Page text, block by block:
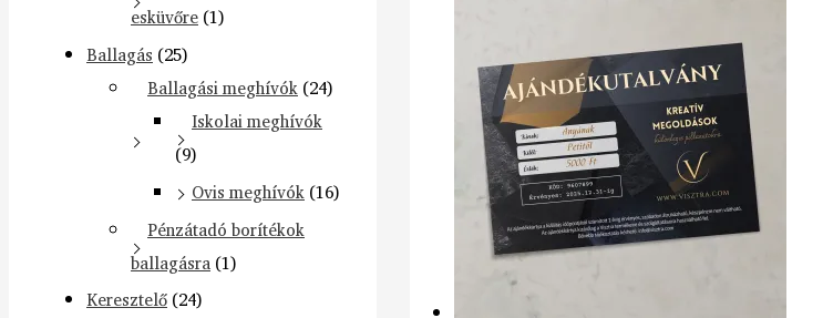
esküvőre (1)
Ballagás (25)
Ballagási meghívók (24)
Iskolai meghívók
(9)
Ovis meghívók (16)
Pénzátadó borítékok
ballagásra (1)
Keresztelő (24)